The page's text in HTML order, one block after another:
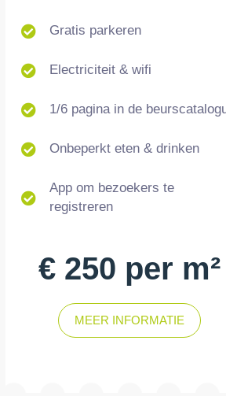
Gratis parkeren
Electriciteit & wifi
1/6 pagina in de
Onbeperkt eten & drinken
App om bezoekers te
registreren
€ 250 per m²
MEER INFORMATIE